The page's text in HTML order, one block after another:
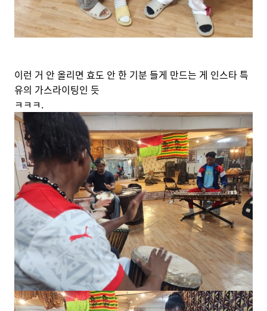
이런 거 안 올리면 효도 안 한 기분 들게 만드는 게 인스타 특
유의 가스라이팅인 듯
ㅋㅋㅋ.